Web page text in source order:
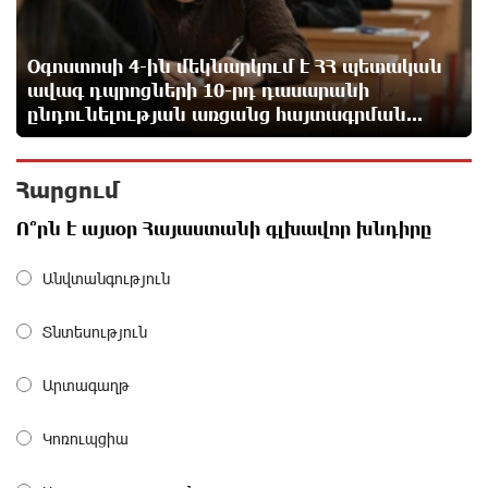
Իրանը պատրաստ է բացել Հորմուզի նեղուցը, եթե
ԱՄՆ-ն ընդունի հանրապետության պայմանները
1 օր առաջ
ունեցող անձանց միջազգային մարզական
փառատոն
Դմիտրի Մեդվեդև. Արևմուտքի
Օգոստոսի 4-ին մեկնարկում է ՀՀ պետական
ավագ դպրոցների 10-րդ դասարանի
ընդունելության առցանց հայտագրման...
Հարցում
Ո՞րն է այսօր Հայաստանի գլխավոր խնդիրը
Անվտանգություն
Տնտեսություն
Արտագաղթ
Կոռուպցիա